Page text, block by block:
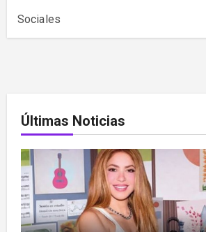
Sociales
Últimas Noticias